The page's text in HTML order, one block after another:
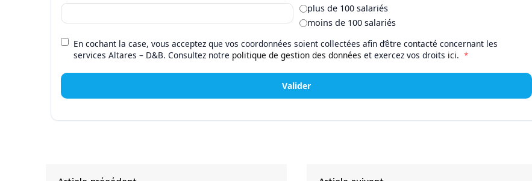
plus de 100 salariés
moins de 100 salariés
En cochant la case, vous acceptez que vos coordonnées soient collectées afin d’être contacté concernant les
services Altares – D&B. Consultez notre politique de gestion des données et exercez vos droits ici. *
Valider